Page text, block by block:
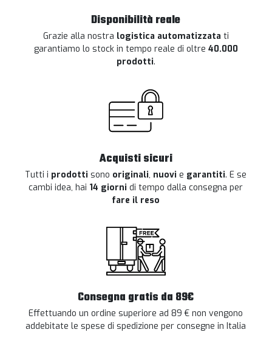
Disponibilità reale
Grazie alla nostra logistica automatizzata ti
garantiamo lo stock in tempo reale di oltre 40.000
prodotti.
Acquisti sicuri
Tutti i prodotti sono originali, nuovi e garantiti. E se
cambi idea, hai 14 giorni di tempo dalla consegna per
fare il reso
Consegna gratis da 89€
Effettuando un ordine superiore ad 89 € non vengono
addebitate le spese di spedizione per consegne in Italia